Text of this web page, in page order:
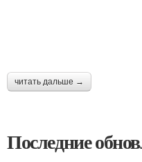
читать дальше →
Последние